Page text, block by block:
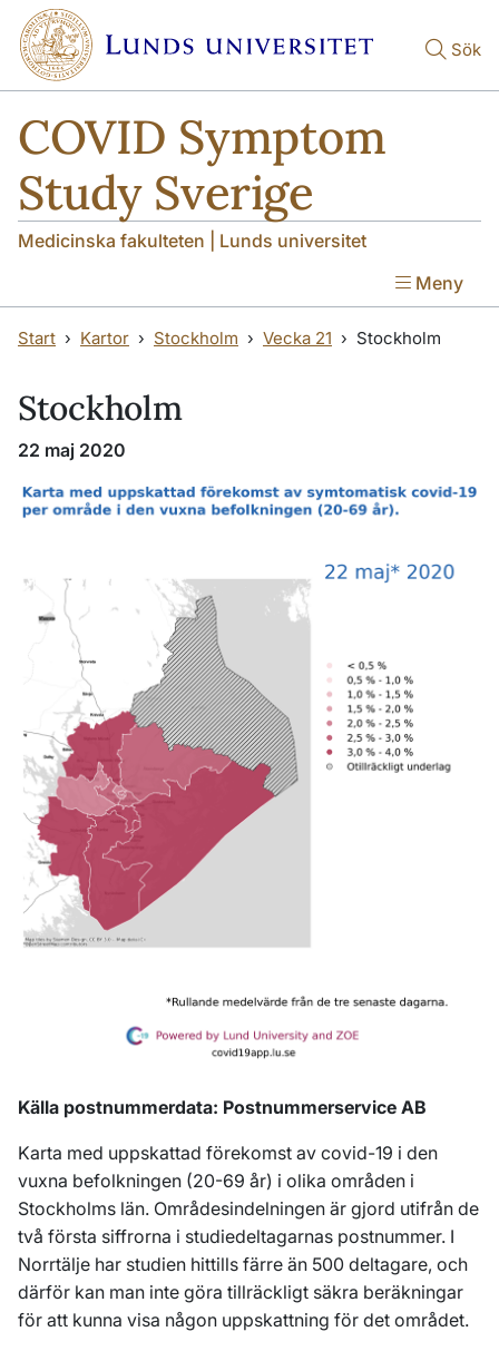
Hoppa till huvudinnehåll
Hoppa till huvudinnehåll
Sök
COVID Symptom
Study Sverige
Medicinska fakulteten | Lunds universitet
Meny
Start Kartor Stockholm Vecka 21 Stockholm
Stockholm
22 maj 2020
Källa postnummerdata: Postnummerservice AB
Karta med uppskattad förekomst av covid-19 i den
vuxna befolkningen (20-69 år) i olika områden i
Stockholms län. Områdesindelningen är gjord utifrån de
två första siffrorna i studiedeltagarnas postnummer. I
Norrtälje har studien hittills färre än 500 deltagare, och
därför kan man inte göra tillräckligt säkra beräkningar
för att kunna visa någon uppskattning för det området.